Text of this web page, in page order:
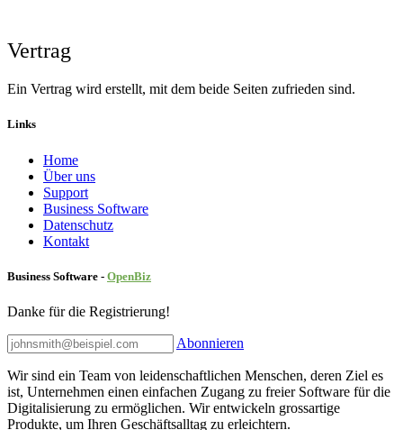
Vertrag
Ein Vertrag wird erstellt, mit dem beide Seiten zufrieden sind.
Links
Home
Über uns
Sup​port
Business Software
Datenschutz
Kontakt
Business Software - OpenBiz
Danke für die Registrierung!
Abonnieren
Wir sind ein Team von leidenschaftlichen Menschen, deren Ziel es
ist, Unternehmen einen einfachen Zugang zu freier Software für die
Digitalisierung zu ermöglichen. Wir entwickeln grossartige
Produkte, um Ihren Geschäftsalltag zu erleichtern.